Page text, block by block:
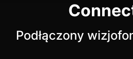
Podłączony